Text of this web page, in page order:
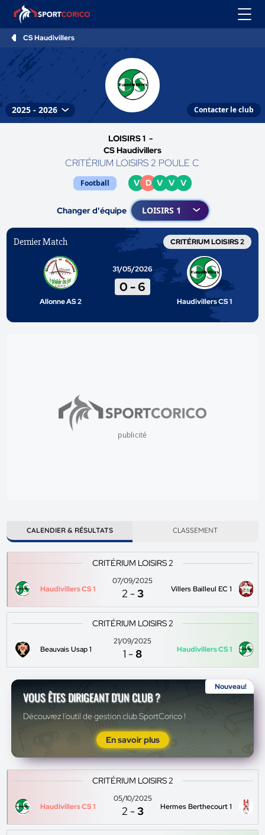
CS Haudivillers
Contacter le club
LOISIRS 1 -
CS Haudivillers
CRITÉRIUM LOISIRS 2 POULE C
Football V D V V V
Changer d'équipe
Dernier Match CRITÉRIUM LOISIRS 2
Allonne AS 2
31/05/2026
0-6
Haudivillers CS 1
publicité
CALENDIER & RÉSULTATS CLASSEMENT
CRITÉRIUM LOISIRS 2
Haudivillers CS 1
07/09/2025
2 -3 Villers Bailleul EC 1
CRITÉRIUM LOISIRS 2
Beauvais Usap 1
21/09/2025
1 -8 Haudivillers CS 1
Nouveau!
VOUS ÊTES DIRIGEANT D'UN CLUB ?
Découvrez l'outil de gestion club SportCorico !
En savoir plus
CRITÉRIUM LOISIRS 2
Haudivillers CS 1
05/10/2025
2 -3 Hermes Berthecourt 1